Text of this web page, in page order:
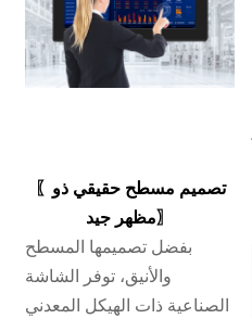
〖 تصميم مسطح حقيقي ذو
مظهر جيد〗
بفضل تصميمها المسطح
والأنيق، توفر الشاشة
الصناعية ذات الهيكل المعدني